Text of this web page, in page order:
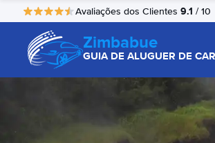
Avaliações dos Clientes 9.1 / 10
Zimbabue
GUIA DE ALUGUER DE